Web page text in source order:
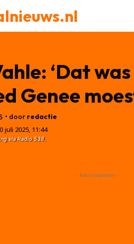
‘Dat
Genee
• door redactie
juli 2025, 11:44
via Radio 538.
- Advertisement -